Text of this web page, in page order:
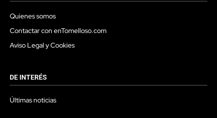
Quienes somos
Contactar con enTomelloso.com
Aviso Legal y Cookies
DE INTERÉS
Últimas noticias